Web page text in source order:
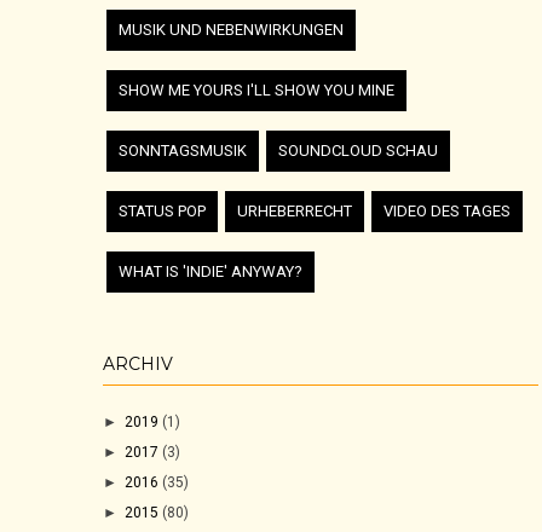
MUSIK UND NEBENWIRKUNGEN
SHOW ME YOURS I'LL SHOW YOU MINE
SONNTAGSMUSIK SOUNDCLOUD SCHAU
STATUS POP URHEBERRECHT VIDEO DES TAGES
WHAT IS 'INDIE' ANYWAY?
ARCHIV
► 2019 (1)
► 2017 (3)
► 2016 (35)
► 2015 (80)